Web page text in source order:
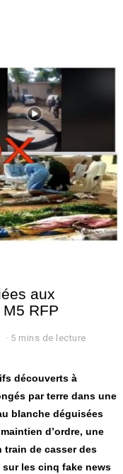
aux
RFP
5 mins de lecture
découverts à
par terre dans une
blanche déguisées
d’ordre, une
train de casser des
les cinq fake news